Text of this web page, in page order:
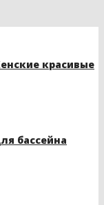
красивые
бассейна